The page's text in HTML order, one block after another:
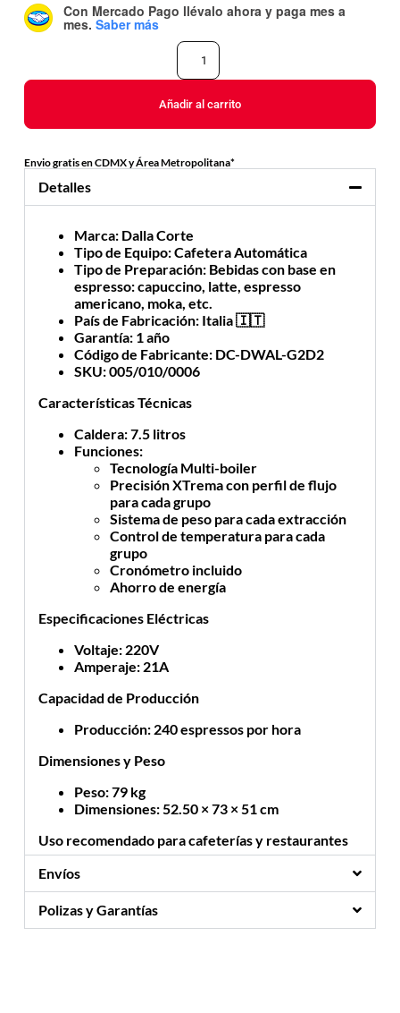
Con Mercado Pago llévalo ahora y paga mes a
mes. Saber más
Añadir al carrito
Envio gratis en CDMX y Área Metropolitana*
Detalles
Marca: Dalla Corte
Tipo de Equipo: Cafetera Automática
Tipo de Preparación: Bebidas con base en
espresso: capuccino, latte, espresso
americano, moka, etc.
País de Fabricación: Italia 🇮🇹
Garantía: 1 año
Código de Fabricante: DC-DWAL-G2D2
SKU: 005/010/0006
Características Técnicas
Caldera: 7.5 litros
Funciones:
Tecnología Multi-boiler
Precisión XTrema con perfil de flujo
para cada grupo
Sistema de peso para cada extracción
Control de temperatura para cada
grupo
Cronómetro incluido
Ahorro de energía
Especificaciones Eléctricas
Voltaje: 220V
Amperaje: 21A
Capacidad de Producción
Producción: 240 espressos por hora
Dimensiones y Peso
Peso: 79 kg
Dimensiones: 52.50 × 73 × 51 cm
Uso recomendado para cafeterías y restaurantes
Envíos
Polizas y Garantías